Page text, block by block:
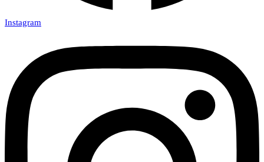
Instagram